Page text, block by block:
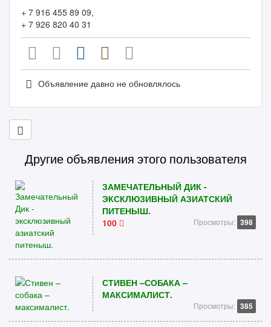
+ 7 916 455 89 09,
+ 7 926 820 40 31
Объявление давно не обновлялось
Другие объявления этого пользователя
ЗАМЕЧАТЕЛЬНЫЙ ДИК -
ЭКСКЛЮЗИВНЫЙ АЗИАТСКИЙ
ПИТЕНЫШ.
100
Просмотры: 398
СТИВЕН –СОБАКА –
МАКСИМАЛИСТ.
Просмотры: 385